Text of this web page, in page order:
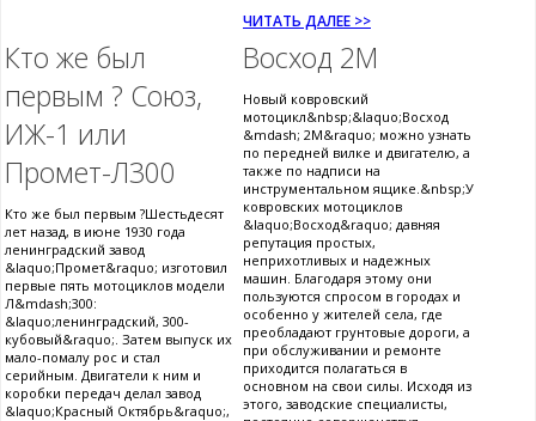
ЧИТАТЬ ДАЛЕЕ >>
Кто же был
первым ? Союз,
ИЖ-1 или
Промет-Л300
Кто же был первым ?Шестьдесят
лет назад, в июне 1930 года
ленинградский завод
&laquo;Промет&raquo; изготовил
первые пять мотоциклов модели
Л&mdash;300:
&laquo;ленинградский, 300-
кубовый&raquo;. Затем выпуск их
мало-помалу рос и стал
серийным. Двигатели к ним и
коробки передач делал завод
&laquo;Красный Октябрь&raquo;,
Восход 2М
Новый ковровский
мотоцикл&nbsp;&laquo;Восход
&mdash; 2М&raquo; можно узнать
по передней вилке и двигателю, а
также по надписи на
инструментальном ящике.&nbsp;У
ковровских мотоциклов
&laquo;Восход&raquo; давняя
репутация простых,
неприхотливых и надежных
машин. Благодаря этому они
пользуются спросом в городах и
особенно у жителей села, где
преобладают грунтовые дороги, а
при обслуживании и ремонте
приходится полагаться в
основном на свои силы. Исходя из
этого, заводские специалисты,